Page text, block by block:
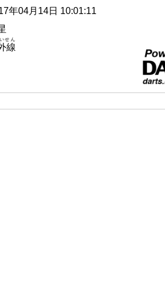
年04月14日 10:01:11
線
せん